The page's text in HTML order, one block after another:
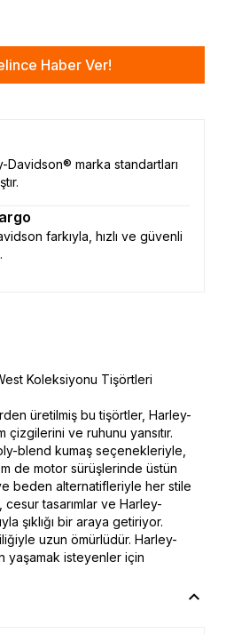
Haber Ver!
Davidson® marka standartları
farkıyla, hızlı ve güvenli
Koleksiyonu Tişörtleri
üretilmiş bu tişörtler, Harley-
çizgilerini ve ruhunu yansıtır.
blend kumaş seçenekleriyle,
de motor sürüşlerinde üstün
beden alternatifleriyle her stile
tasarımlar ve Harley-
şıklığı bir araya getiriyor.
uzun ömürlüdür. Harley-
yaşamak isteyenler için